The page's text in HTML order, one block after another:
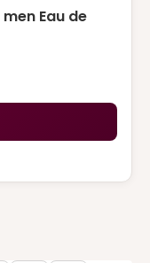
Eau de